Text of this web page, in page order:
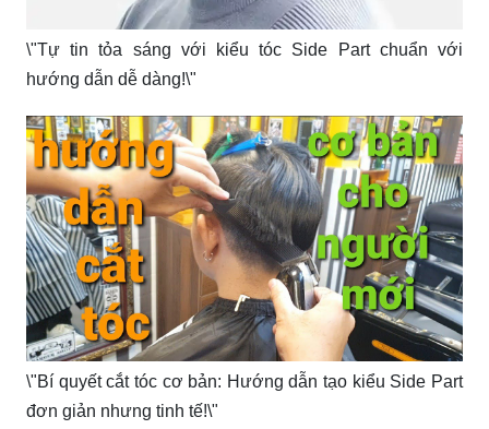
\"Tự tin tỏa sáng với kiểu tóc Side Part chuẩn với
hướng dẫn dễ dàng!\"
\"Bí quyết cắt tóc cơ bản: Hướng dẫn tạo kiểu Side Part
đơn giản nhưng tinh tế!\"